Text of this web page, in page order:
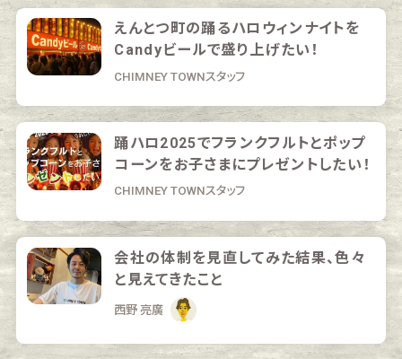
えんとつ町の踊るハロウィンナイトを
Candyビールで盛り上げたい！
CHIMNEY TOWNスタッフ
踊ハロ2025でフランクフルトとポップ
コーンをお子さまにプレゼントしたい！
CHIMNEY TOWNスタッフ
会社の体制を見直してみた結果、色々
と見えてきたこと
西野 亮廣